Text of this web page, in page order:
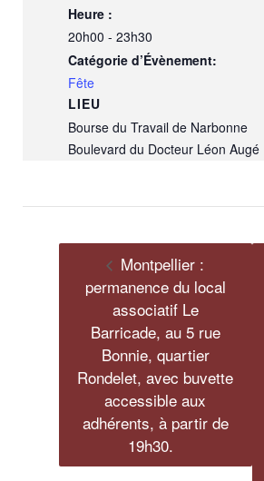
Heure :
20h00 - 23h30
Catégorie d’Évènement:
Fête
LIEU
Bourse du Travail de Narbonne
Boulevard du Docteur Léon Augé
Montpellier :
permanence du local
associatif Le
Barricade, au 5 rue
Bonnie, quartier
Rondelet, avec buvette
accessible aux
adhérents, à partir de
19h30.